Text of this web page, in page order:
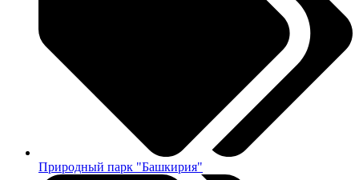
Природный парк "Башкирия"